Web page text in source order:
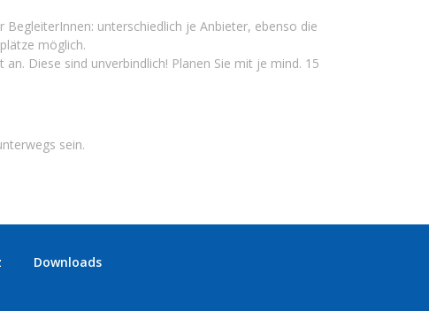
unterschiedlich je Anbieter, ebenso die
möglich.
Diese sind unverbindlich! Planen Sie mit je mind. 15
sein.
Downloads